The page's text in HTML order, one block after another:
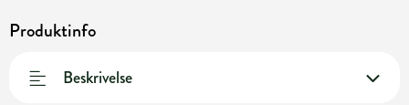
Produktinfo
Beskrivelse